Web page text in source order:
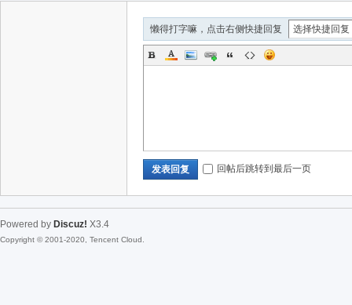
懒得打字嘛，点击右侧快捷回复
发表回复 回帖后跳转到最后一页
Powered by Discuz! X3.4
Copyright © 2001-2020, Tencent Cloud.